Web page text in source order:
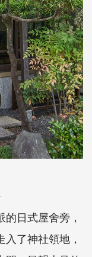
日式屋舍旁，
了神社領地，